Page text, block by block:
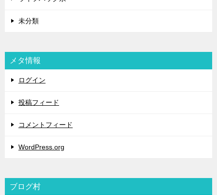
未分類
メタ情報
ログイン
投稿フィード
コメントフィード
WordPress.org
ブログ村